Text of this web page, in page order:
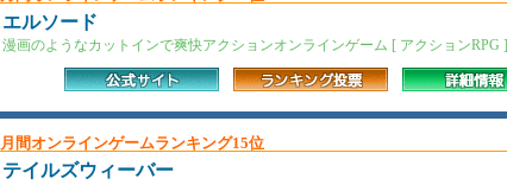
エルソード
漫画のようなカットインで爽快アクションオンラインゲーム [ アクションRPG ]
月間オンラインゲームランキング15位
テイルズウィーバー